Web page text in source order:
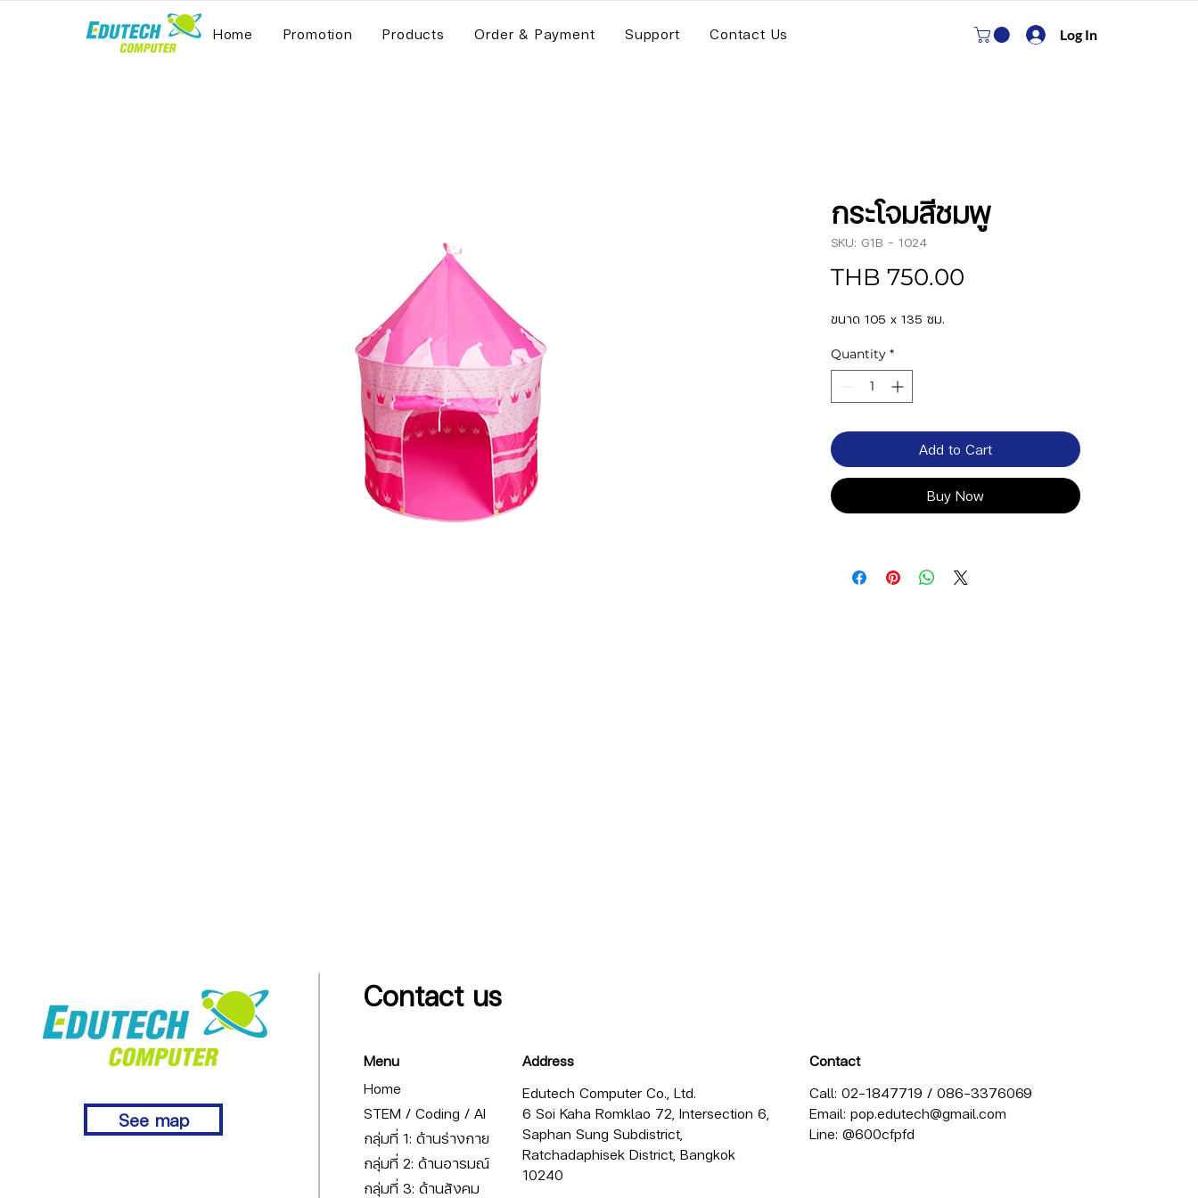
Home Promotion Products Order & Payment Support Contact Us Log In
กระโจมสีชมพู
SKU: G1B - 1024
THB 750.00
ขนาด 105 x 135 ซม.
Quantity *
Add to Cart
Buy Now
Contact us
See map
Menu
Home
STEM / Coding / AI
กลุ่มที่ 1: ด้านร่างกาย
กลุ่มที่ 2: ด้านอารมณ์
กลุ่มที่ 3: ด้านสังคม
Address
Edutech Computer Co., Ltd.
6 Soi Kaha Romklao 72, Intersection 6,
Saphan Sung Subdistrict,
Ratchadaphisek District, Bangkok
10240
Contact
Call: 02-1847719 / 086-3376069
Email: pop.edutech@gmail.com
Line: @600cfpfd